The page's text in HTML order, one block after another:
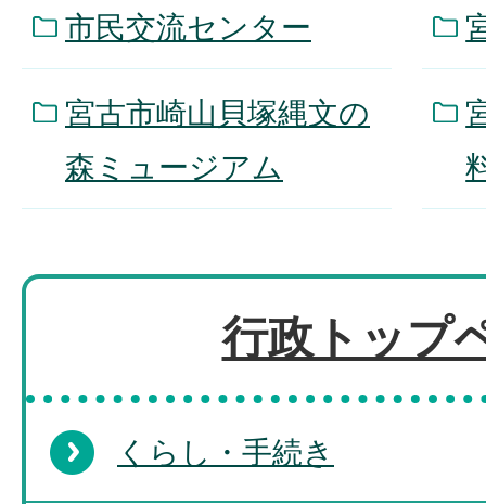
市民交流センター
宮古市崎山貝塚縄文の
森ミュージアム
行政トップ
くらし・手続き